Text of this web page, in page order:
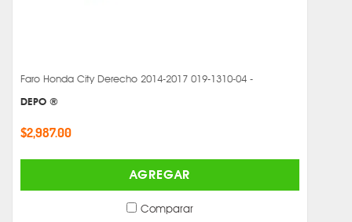
Faro Honda City Derecho 2014-2017 019-1310-04 -
DEPO ®
$2,987.00
AGREGAR
Comparar